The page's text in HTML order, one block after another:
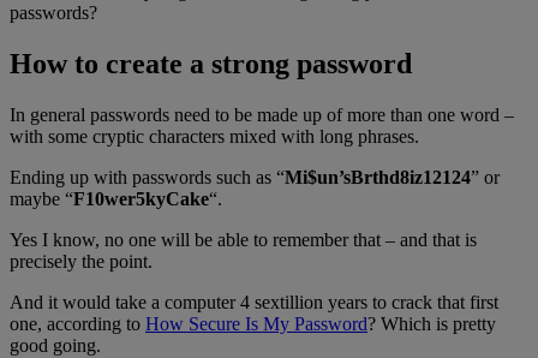
passwords?
How to create a strong password
In general passwords need to be made up of more than one word –
with some cryptic characters mixed with long phrases.
Ending up with passwords such as “Mi$un’sBrthd8iz12124” or
maybe “F10wer5kyCake“.
Yes I know, no one will be able to remember that – and that is
precisely the point.
And it would take a computer 4 sextillion years to crack that first
one, according to How Secure Is My Password? Which is pretty
good going.